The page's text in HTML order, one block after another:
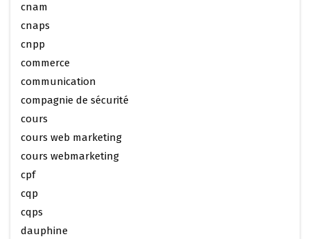
cnam
cnaps
cnpp
commerce
communication
compagnie de sécurité
cours
cours web marketing
cours webmarketing
cpf
cqp
cqps
dauphine